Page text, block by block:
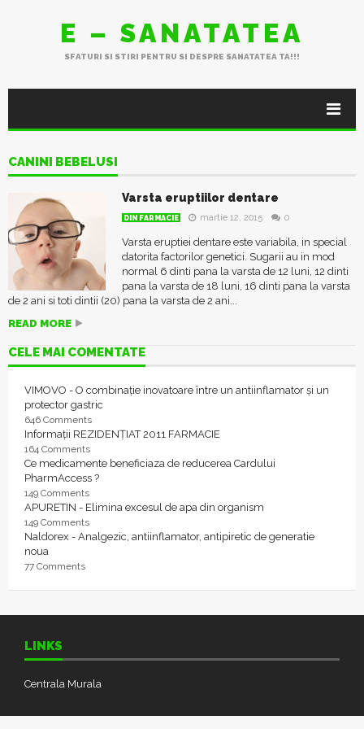
E – SANATATEA
SFATURI SI STIRI PENTRU SI DESPRE SANATATEA TA!!!
CANINI BEBELUSI
Varsta eruptiilor dentare
DIN FARMACIE martie 12, 2015 0
Varsta eruptiei dentare este variabila, in special
datorita factorilor genetici. Sugarii au in mod
normal 6 dinti pana la varsta de 12 luni, 12 dinti
pana la varsta de 18 luni, 16 dinti pana la varsta
de 2 ani si toti dintii (20) pana la varsta de 2 ani...
READ MORE
CELE MAI COMENTATE
VIMOVO - O combinație inovatoare între un antiinflamator și un
protector gastric
646 Comments
Informații REZIDENȚIAT 2011 FARMACIE
164 Comments
Ce medicamente beneficiaza de reducerea Cardului
PharmAccess ?
149 Comments
APURETIN - Elimina excesul de apa din organism
149 Comments
Naldorex - Analgezic, antiinflamator, antipiretic de generatie
noua
77 Comments
LINKS
Centrala Murala